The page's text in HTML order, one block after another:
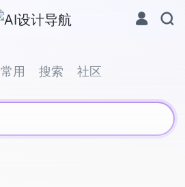
常用 搜索 社区